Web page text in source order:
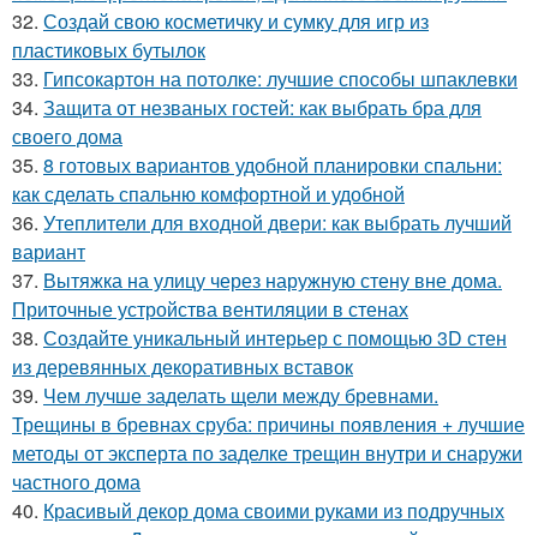
32. Создай свою косметичку и сумку для игр из
пластиковых бутылок
33. Гипсокартон на потолке: лучшие способы шпаклевки
34. Защита от незваных гостей: как выбрать бра для
своего дома
35. 8 готовых вариантов удобной планировки спальни:
как сделать спальню комфортной и удобной
36. Утеплители для входной двери: как выбрать лучший
вариант
37. Вытяжка на улицу через наружную стену вне дома.
Приточные устройства вентиляции в стенах
38. Создайте уникальный интерьер с помощью 3D стен
из деревянных декоративных вставок
39. Чем лучше заделать щели между бревнами.
Трещины в бревнах сруба: причины появления + лучшие
методы от эксперта по заделке трещин внутри и снаружи
частного дома
40. Красивый декор дома своими руками из подручных